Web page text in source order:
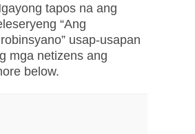
tapos na ang
“Ang
usap-usapan
mga netizens ang
below.